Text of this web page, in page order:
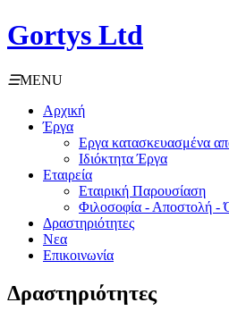
Gortys Ltd
☰MENU
Αρχική
Έργα
Εργα κατασκευασμένα
Ιδιόκτητα Έργα
Εταιρεία
Εταιρική Παρουσίαση
Φιλοσοφία - Αποστολή -
Δραστηριότητες
Νεα
Επικοινωνία
Δραστηριότητες